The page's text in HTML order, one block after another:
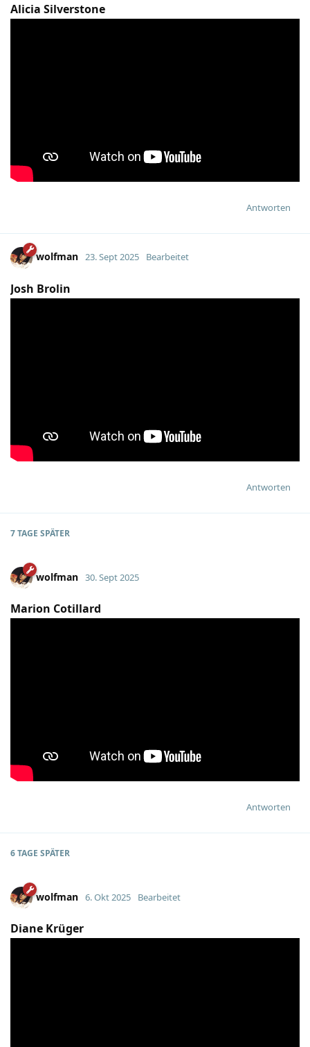
Alicia Silverstone
Antworten
wolfman 23. Sept 2025 Bearbeitet
Josh Brolin
Antworten
7 TAGE SPÄTER
wolfman 30. Sept 2025
Marion Cotillard
Antworten
6 TAGE SPÄTER
wolfman 6. Okt 2025 Bearbeitet
Diane Krüger